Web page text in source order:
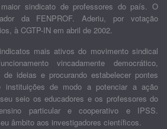
sindicato de professores do país. O
da FENPROF. Aderiu, por votação
à CGTP-IN em abril de 2002.
mais ativos do movimento sindical
vincadamente democrático,
de ideias e procurando estabelecer pontes
instituições de modo a potenciar a ação
seio os educadores e os professores do
particular e cooperativo e IPSS.
âmbito aos investigadores científicos.